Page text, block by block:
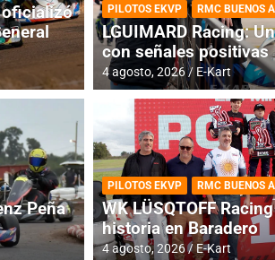
RMC BUENOS AIRES
Cerró una jornada
oficializó
Peña
PILOTOS EKVP RMC BUENOS
LGUIMARD Racing:
con señales positivas
4 agosto, 2026 E-Kart
PILOTOS EKVP RMC BUENOS
WK LÜSQTOFF
historia en Baradero
4 agosto, 2026 E-Kart